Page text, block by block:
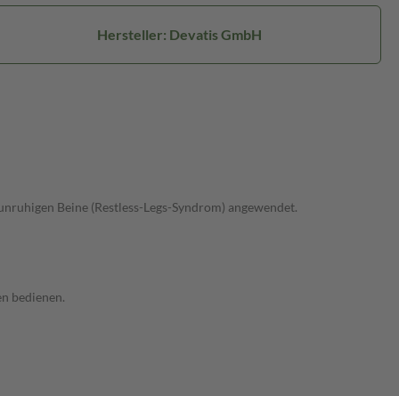
Hersteller: Devatis GmbH
Beine (Restless-Legs-Syndrom) angewendet.
bedienen.